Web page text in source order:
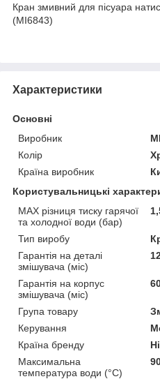
Кран змивний для пісуара
(MI6843)
Характеристики
Основні
Виробник
Колір
Країна виробник
Користувальницькі
MAX різниця тиску гарячої
та холодної води (бар)
Тип виробу
Гарантія на деталі
змішувача (міс)
Гарантія на корпус
змішувача (міс)
Група товару
Керування
Країна бренду
Максимальна
температура води (°C)